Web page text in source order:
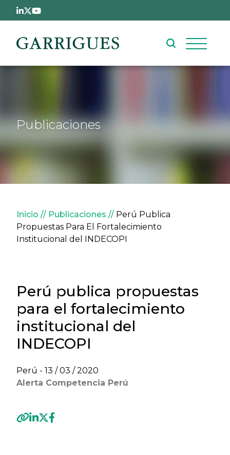
Pasar al contenido principal
Publicaciones
Sobrescribir enlaces de
Inicio Publicaciones
Perú Publica
Propuestas Para El Fortalecimiento
Institucional del INDECOPI
Perú publica propuestas
para el fortalecimiento
institucional del
INDECOPI
Perú - 13 / 03 / 2020
Alerta Competencia Perú